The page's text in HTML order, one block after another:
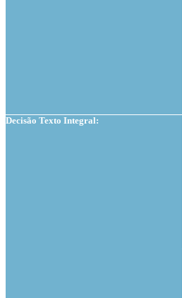
Decisão Texto Integral: